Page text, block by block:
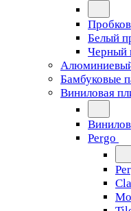
Белый
Черный
Бамбуковые
Виниловая
Pergo